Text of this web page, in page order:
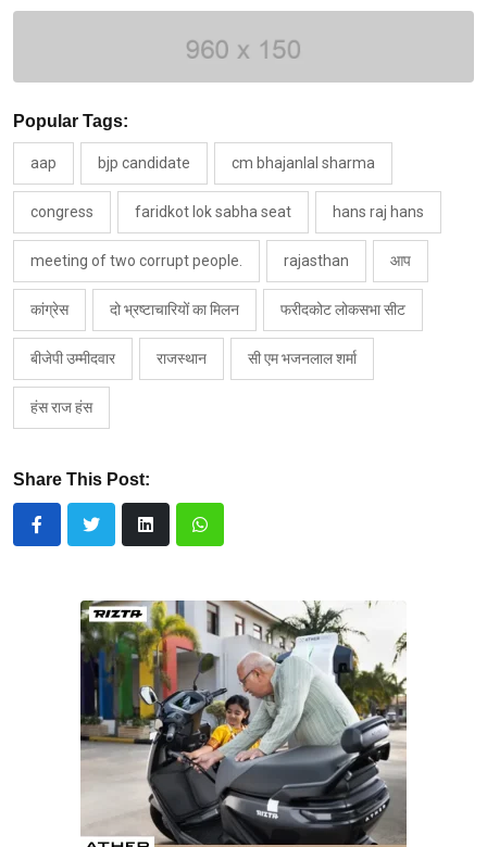
Popular Tags:
aap bjp candidate cm bhajanlal sharma
congress faridkot lok sabha seat hans raj hans
meeting of two corrupt people. rajasthan आप
कांग्रेस दो भ्रष्टाचारियों का मिलन फरीदकोट लोकसभा सीट
बीजेपी उम्मीदवार राजस्थान सी एम भजनलाल शर्मा
हंस राज हंस
Share This Post: